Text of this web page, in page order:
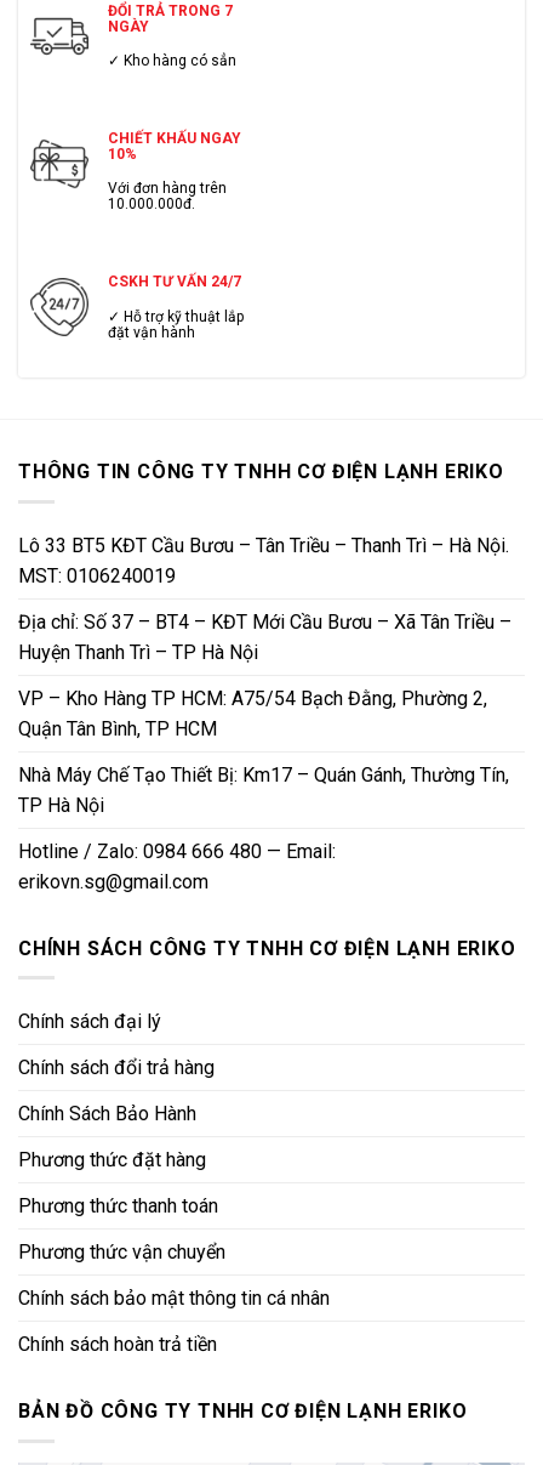
ĐỔI TRẢ TRONG 7
NGÀY
✓ Kho hàng có sẳn
CHIẾT KHẤU NGAY
10%
Với đơn hàng trên
10.000.000đ.
CSKH TƯ VẤN 24/7
✓ Hỗ trợ kỹ thuật lắp
đặt vận hành
THÔNG TIN CÔNG TY TNHH CƠ ĐIỆN LẠNH ERIKO
Lô 33 BT5 KĐT Cầu Bươu – Tân Triều – Thanh Trì – Hà Nội.
MST: 0106240019
Địa chỉ: Số 37 – BT4 – KĐT Mới Cầu Bươu – Xã Tân Triều –
Huyện Thanh Trì – TP Hà Nội
VP – Kho Hàng TP HCM: A75/54 Bạch Đằng, Phường 2,
Quận Tân Bình, TP HCM
Nhà Máy Chế Tạo Thiết Bị: Km17 – Quán Gánh, Thường Tín,
TP Hà Nội
Hotline / Zalo: 0984 666 480 — Email:
erikovn.sg@gmail.com
CHÍNH SÁCH CÔNG TY TNHH CƠ ĐIỆN LẠNH ERIKO
Chính sách đại lý
Chính sách đổi trả hàng
Chính Sách Bảo Hành
Phương thức đặt hàng
Phương thức thanh toán
Phương thức vận chuyển
Chính sách bảo mật thông tin cá nhân
Chính sách hoàn trả tiền
BẢN ĐỒ CÔNG TY TNHH CƠ ĐIỆN LẠNH ERIKO